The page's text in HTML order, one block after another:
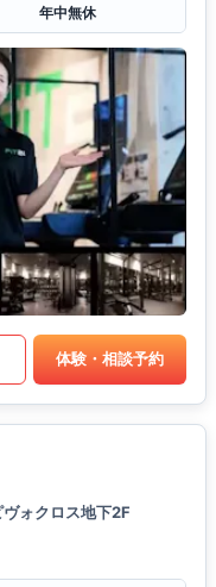
年中無休
体験・相談予約
ォクロス地下2F